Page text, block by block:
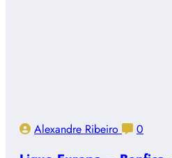
Alexandre Ribeiro 0